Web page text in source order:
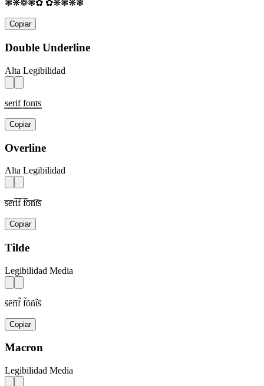
❃❋❁❃✿ ✿❋❃❋❃
Copiar
Double Underline
Alta Legibilidad
s̳e̳r̳i̳f̳ f̳o̳n̳t̳s̳
Copiar
Overline
Alta Legibilidad
s̅e̅r̅i̅f̅ f̅o̅n̅t̅s̅
Copiar
Tilde
Legibilidad Media
s̃ẽr̃ĩf̃ f̃õñt̃s̃
Copiar
Macron
Legibilidad Media